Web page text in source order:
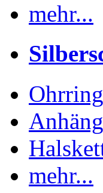
mehr...
mehr...